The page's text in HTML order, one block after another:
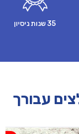
35 שנות ניסיון
עבורך